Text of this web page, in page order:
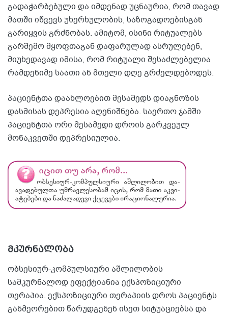
გადაჭარბებული და იმდენად უცნაურია, რომ თავად
მათში იწვევს უხერხულობის, საზოგადოებისგან
გარიყვის გრძნობას. ამიტომ, ისინი რიტუალებს
გარშემო მყოფთაგან დაფარულად ასრულებენ,
მიუხედავად იმისა, რომ რიტუალი შესაძლებელია
რამდენიმე საათი ან მთელი დღე გრძელდებოდეს.
პაციენტთა დაახლოებით მესამედს დიაგნოზის
დასმისას დეპრესია აღენიშნება. საერთო ჯამში
პაციენტთა ორი მესამედი დროის გარკვეულ
მონაკვეთში დეპრესიულია.
მკურნალობა
ობსესიურ-კომპულსიური აშლილობის
სამკურნალოდ ეფექტიანია ექსპოზიციური
თერაპია. ექსპოზიციური თერაპიის დროს პაციენტს
განმეორებით წარუდგენენ ისეთ სიტუაციებსა და